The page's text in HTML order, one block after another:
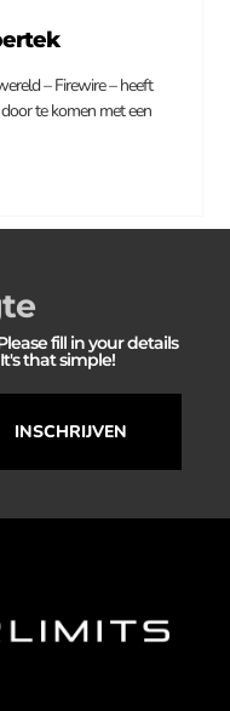
– Firewire – heeft
te komen met een
fill in your details
that simple!
INSCHRIJVEN